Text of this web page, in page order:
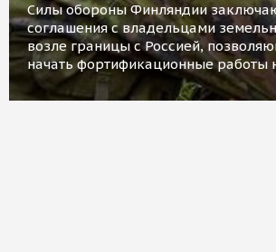
Силы обороны Финляндии
соглашения с владельцами
возле границы с Россией,
начать фортификационные работы